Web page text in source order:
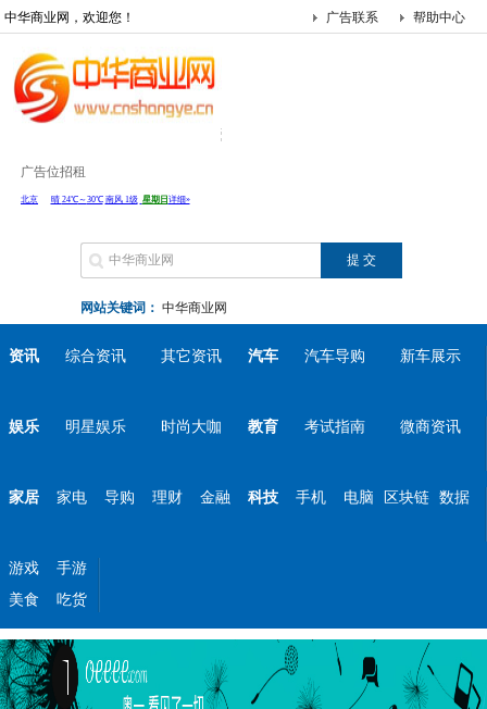
中华商业网，欢迎您！ 帮助中心
广告联系
广告位招租
网站关键词： 中华商业网
资讯 综合资讯 其它资讯 汽车 汽车导购 新车展示
娱乐 明星娱乐 时尚大咖 教育 考试指南 微商资讯
家居 家电 导购 理财 金融 科技 手机 电脑 区块链 数据
游戏
手游
美食
吃货